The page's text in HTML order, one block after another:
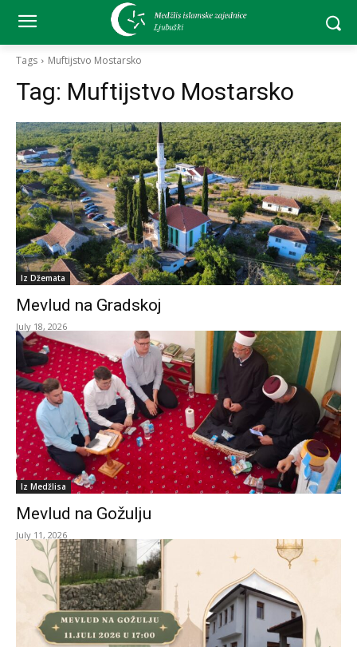
Tags Muftijstvo Mostarsko
Tag: Muftijstvo Mostarsko
Iz Džemata
Mevlud na Gradskoj
July 18, 2026
Iz Medžlisa
Mevlud na Gožulju
July 11, 2026